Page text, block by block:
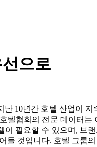
으로
10년간 호텔 산업이
텔협회의 전문 데이터
필요할 수 있으며, 브
들 것입니다. 호텔 그룹